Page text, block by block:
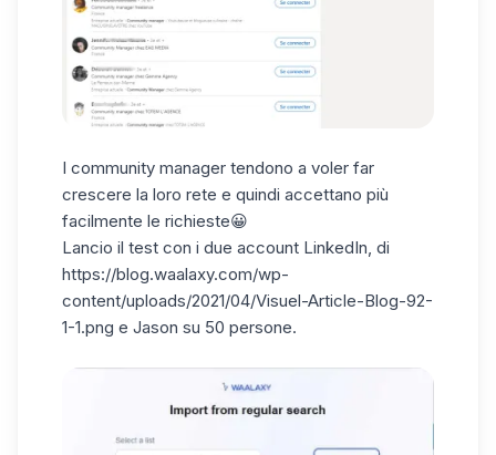
I community manager tendono a voler far
crescere la loro rete e quindi accettano più
facilmente le richieste😀
Lancio il test con i due account LinkedIn, di
https://blog.waalaxy.com/wp-
content/uploads/2021/04/Visuel-Article-Blog-92-
1-1.png e Jason su 50 persone.